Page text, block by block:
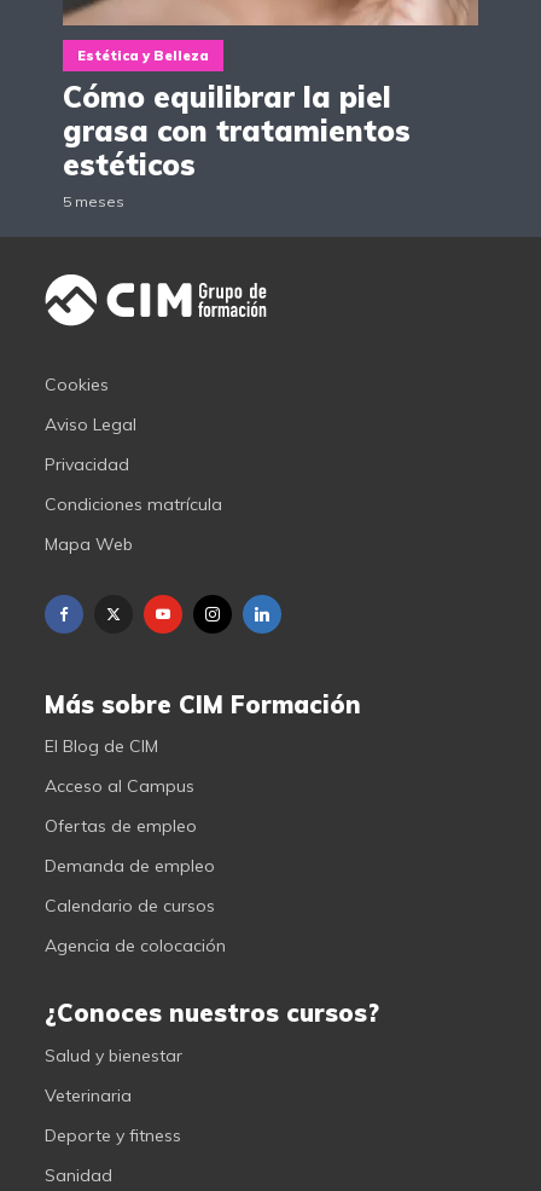
Estética y Belleza
Cómo equilibrar la piel
grasa con tratamientos
estéticos
5 meses
Cookies
Aviso Legal
Privacidad
Condiciones matrícula
Mapa Web
Más sobre CIM Formación
El Blog de CIM
Acceso al Campus
Ofertas de empleo
Demanda de empleo
Calendario de cursos
Agencia de colocación
¿Conoces nuestros cursos?
Salud y bienestar
Veterinaria
Deporte y fitness
Sanidad